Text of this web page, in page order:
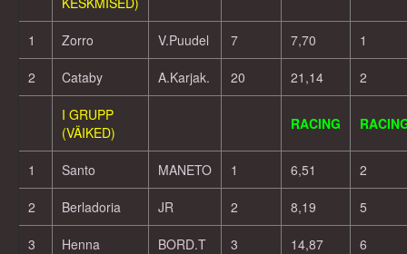
1 Zorro V.Puudel 7 7,70 1
2 Cataby A.Karjak. 20 21,14 2
I GRUPP
(VÄIKED)
RACING
1 Santo MANETO 1 6,51 2
2 Berladoria JR 2 8,19 5
3 Henna BORD.T 3 14,87 6